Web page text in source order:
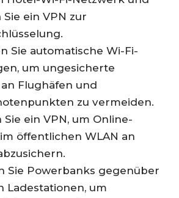
ein VPN zur
Sie automatische Wi-Fi-
um ungesicherte
Flughäfen und
zu vermeiden.
ein VPN, um Online-
öffentlichen WLAN an
Sie Powerbanks gegenüber
Ladestationen, um